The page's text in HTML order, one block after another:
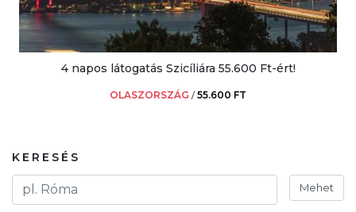
4 napos látogatás Szicíliára 55.600 Ft-ért!
OLASZORSZÁG /55.600 FT
KERESÉS
Mehet